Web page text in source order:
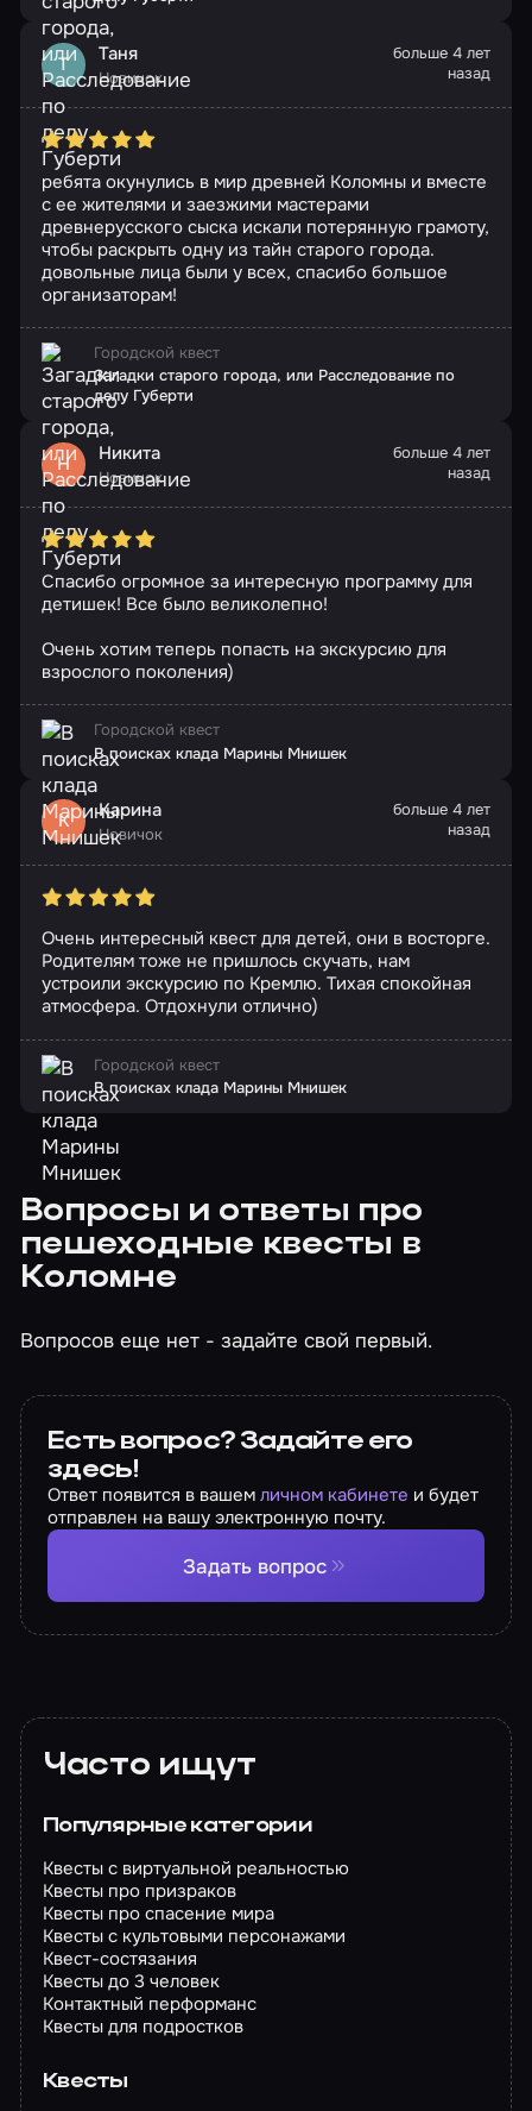
Т Таня
Новичок
больше 4 лет
назад
ребята окунулись в мир древней Коломны и вместе
с ее жителями и заезжими мастерами
древнерусского сыска искали потерянную грамоту,
чтобы раскрыть одну из тайн старого города.
довольные лица были у всех, спасибо большое
организаторам!
Городской квест
Загадки старого города, или Расследование по
делу Губерти
Н Никита
Новичок
больше 4 лет
назад
Спасибо огромное за интересную программу для
детишек! Все было великолепно!
Очень хотим теперь попасть на экскурсию для
взрослого поколения)
Городской квест
В поисках клада Марины Мнишек
К Карина
Новичок
больше 4 лет
назад
Очень интересный квест для детей, они в восторге.
Родителям тоже не пришлось скучать, нам
устроили экскурсию по Кремлю. Тихая спокойная
атмосфера. Отдохнули отлично)
Городской квест
В поисках клада Марины Мнишек
Вопросы и ответы про
пешеходные квесты в
Коломне
Вопросов еще нет - задайте свой первый.
Есть вопрос? Задайте его
здесь!
Ответ появится в вашемличном кабинете и будет
отправлен на вашу электронную почту.
Задать вопрос
Часто ищут
Популярные категории
Квесты с виртуальной реальностью
Квесты про призраков
Квесты про спасение мира
Квесты с культовыми персонажами
Квест-состязания
Квесты до 3 человек
Контактный перформанс
Квесты для подростков
Квесты